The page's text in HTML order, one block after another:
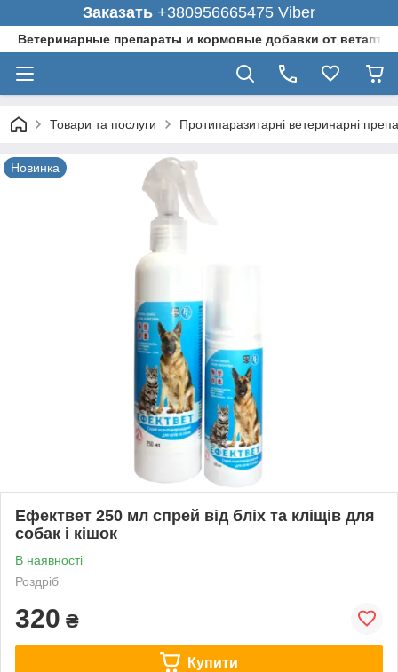
Заказать +380956665475 Viber
Ветеринарные препараты и кормовые добавки от
Товари та послуги Протипаразитарні ветеринарні
Новинка
Ефектвет 250 мл спрей від бліх та кліщів для
собак і кішок
В наявності
Роздріб
320 ₴
Купити